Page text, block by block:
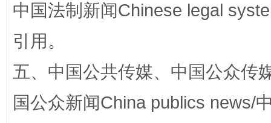
漫山遍野的桃花与雪山、麦地、白藏房 除
中国法制新闻Chinese legal
引用。
五、中国公共传媒、中国公众传
国公众新闻China publics news/